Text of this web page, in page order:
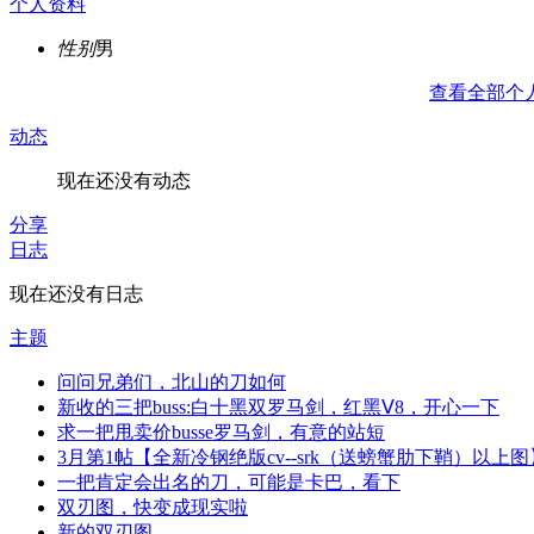
性别男
查看全部个
动态
现在还没有动态
分享
日志
现在还没有日志
主题
问问兄弟们，北山的刀如何
新收的三把buss:白十黑双罗马剑，红黑Ⅴ8，开心一下
求一把甩卖价busse罗马剑，有意的站短
3月第1帖【全新冷钢绝版cv--srk（送螃蟹肋下鞘）以上图
一把肯定会出名的刀，可能是卡巴，看下
双刃图，快变成现实啦